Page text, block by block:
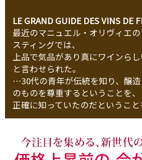
LE GRAND GUIDE DES VINS DE
最近のマニュエル・オリヴィエ
スティングでは、
上品で気品があり真にワインら
と言わせられた。
…30代の青年が伝統を知り、醸
のものを尊重するということを、
正確に知っていたのだということ